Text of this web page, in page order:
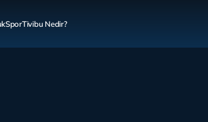
SporTivibu Nedir?